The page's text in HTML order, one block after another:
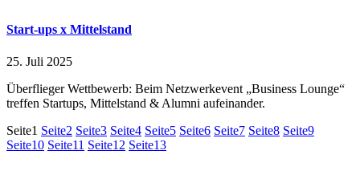
Start-ups x Mittelstand
25. Juli 2025
Überflieger Wettbewerb: Beim Netzwerkevent „Business Lounge“
treffen Startups, Mittelstand & Alumni aufeinander.
Seite1 Seite2 Seite3 Seite4 Seite5 Seite6 Seite7 Seite8 Seite9
Seite10 Seite11 Seite12 Seite13